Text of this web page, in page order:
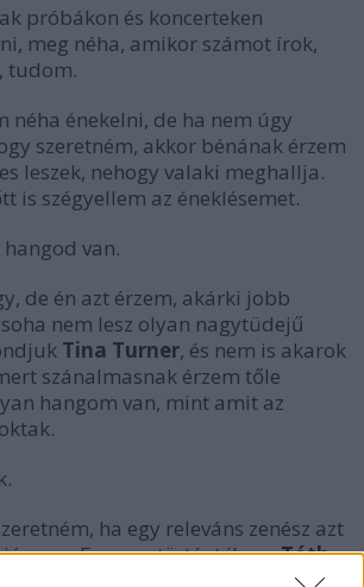
próbákon és koncerteken
meg néha, amikor számot írok,
tudom.
néha énekelni, de ha nem úgy
szeretném, akkor bénának érzem
leszek, nehogy valaki meghallja.
is szégyellem az éneklésemet.
van.
de én azt érzem, akárki jobb
nem lesz olyan nagytüdejű
Tina Turner, és nem is akarok
szánalmasnak érzem tőle
hangom van, mint amit az
ha egy releváns zenész azt
vagy. Egyszer történt ilyen:Tóth